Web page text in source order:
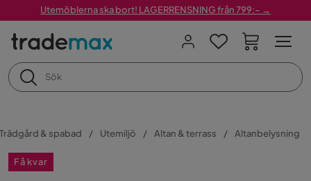
Utemöblerna ska bort! LAGERRENSNING från 799:– →
Trädgård & spabad Utemiljö Altan & terrass Altanbelysning
Få kvar